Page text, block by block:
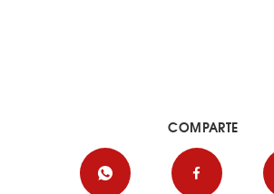
COMPARTE